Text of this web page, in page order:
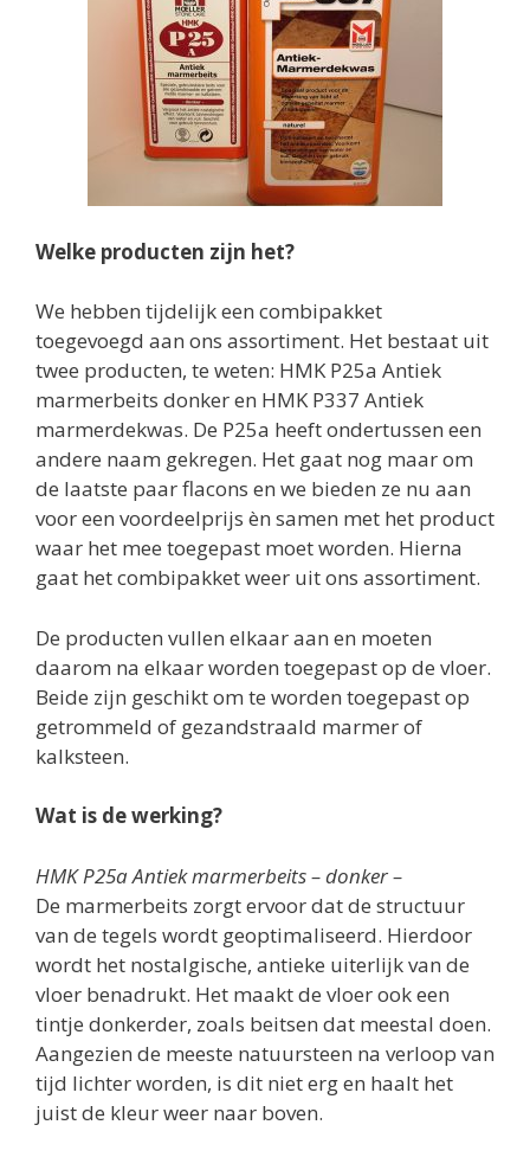
Welke producten zijn het?
We hebben tijdelijk een combipakket
toegevoegd aan ons assortiment. Het bestaat uit
twee producten, te weten: HMK P25a Antiek
marmerbeits donker en HMK P337 Antiek
marmerdekwas. De P25a heeft ondertussen een
andere naam gekregen. Het gaat nog maar om
de laatste paar flacons en we bieden ze nu aan
voor een voordeelprijs èn samen met het product
waar het mee toegepast moet worden. Hierna
gaat het combipakket weer uit ons assortiment.
De producten vullen elkaar aan en moeten
daarom na elkaar worden toegepast op de vloer.
Beide zijn geschikt om te worden toegepast op
getrommeld of gezandstraald marmer of
kalksteen.
Wat is de werking?
HMK P25a Antiek marmerbeits – donker –
De marmerbeits zorgt ervoor dat de structuur
van de tegels wordt geoptimaliseerd. Hierdoor
wordt het nostalgische, antieke uiterlijk van de
vloer benadrukt. Het maakt de vloer ook een
tintje donkerder, zoals beitsen dat meestal doen.
Aangezien de meeste natuursteen na verloop van
tijd lichter worden, is dit niet erg en haalt het
juist de kleur weer naar boven.